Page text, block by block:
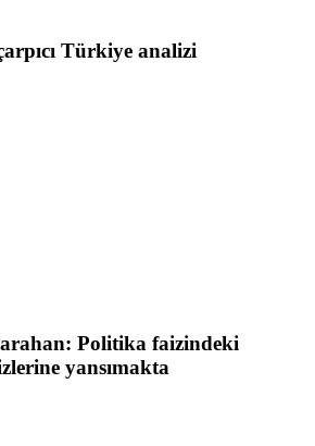
Türkiye analizi
Politika faizindeki
yansımakta